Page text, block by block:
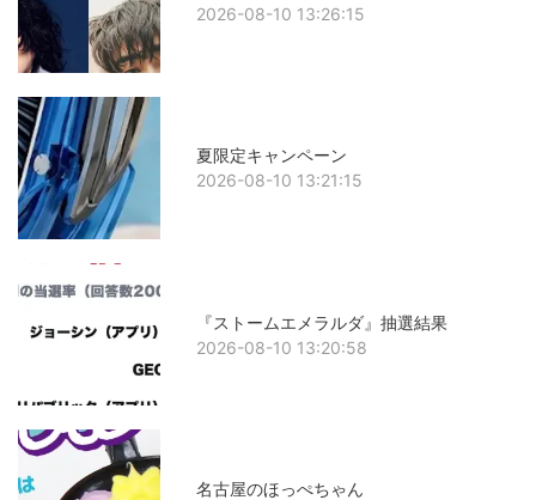
2026-08-10 13:26:15
夏限定キャンペーン
2026-08-10 13:21:15
『ストームエメラルダ』抽選結果
2026-08-10 13:20:58
名古屋のほっぺちゃん